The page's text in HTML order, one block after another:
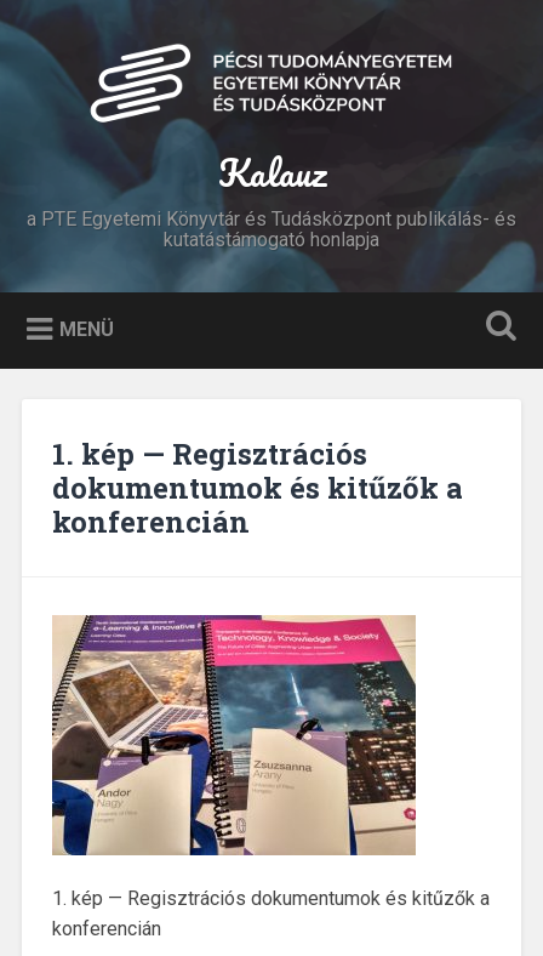
Tovább
tartalomhoz
Keresés
Kalauz
a PTE Egyetemi Könyvtár és Tudásközpont publikálás- és
kutatástámogató honlapja
MENÜ
1. kép — Regisztrációs
dokumentumok és kitűzők a
konferencián
1. kép — Regisztrációs dokumentumok és kitűzők a
konferencián